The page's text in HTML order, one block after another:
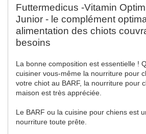
Futtermedicus -Vitamin
Junior - le complément
alimentation des chiots
besoins
La bonne composition est essentielle !
cuisiner vous-même la nourriture pour
votre chiot au BARF, la nourriture pour
maison est très appréciée.
Le BARF ou la cuisine pour chiens est
nourriture toute prête.